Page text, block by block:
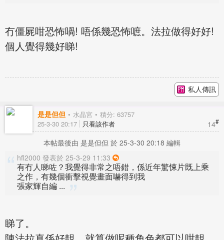
冇僵屍咁恐怖喎! 唔係幾恐怖嗻。法拉做得好好!
個人覺得幾好睇!
私人傳訊
是是但但 水晶宮 積分: 63757
14#
25-3-30 20:17 只看該作者
本帖最後由 是是但但 於 25-3-30 20:18 編輯
hfl2000 發表於 25-3-29 11:33
有冇人睇咗？我覺得非常之唔錯，係近年驚悚片既上乘
之作，有幾個衝擊視覺畫面嚇得到我
張家輝自編 ...
睇了。